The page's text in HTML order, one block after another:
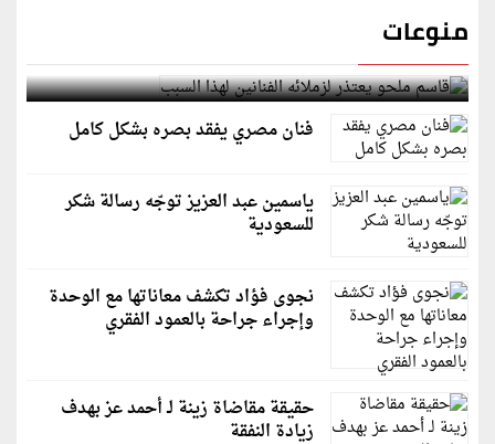
منوعات
قاسم ملحو يعتذر لزملائه الفنانين لهذا السبب
فنان مصري يفقد بصره بشكل كامل
ياسمين عبد العزيز توجّه رسالة شكر
للسعودية
نجوى فؤاد تكشف معاناتها مع الوحدة
وإجراء جراحة بالعمود الفقري
حقيقة مقاضاة زينة لـ أحمد عز بهدف
زيادة النفقة